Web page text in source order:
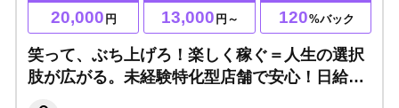
20,000 円 13,000 円～ 120%バック
笑って、ぶち上げろ！楽しく稼ぐ＝人生の選択
肢が広がる。未経験特化型店舗で安心！日給最